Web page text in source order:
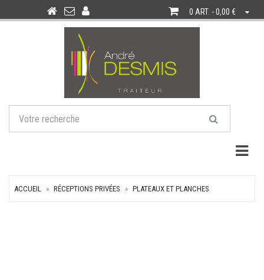
0 ART. - 0,00 €
ACCUEIL RÉCEPTIONS PRIVÉES PLATEAUX ET PLANCHES